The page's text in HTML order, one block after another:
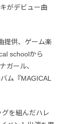
がデビュー曲
提供、ゲーム楽
schoolから
ガール、
ム『MAGICAL
を組んだハレ